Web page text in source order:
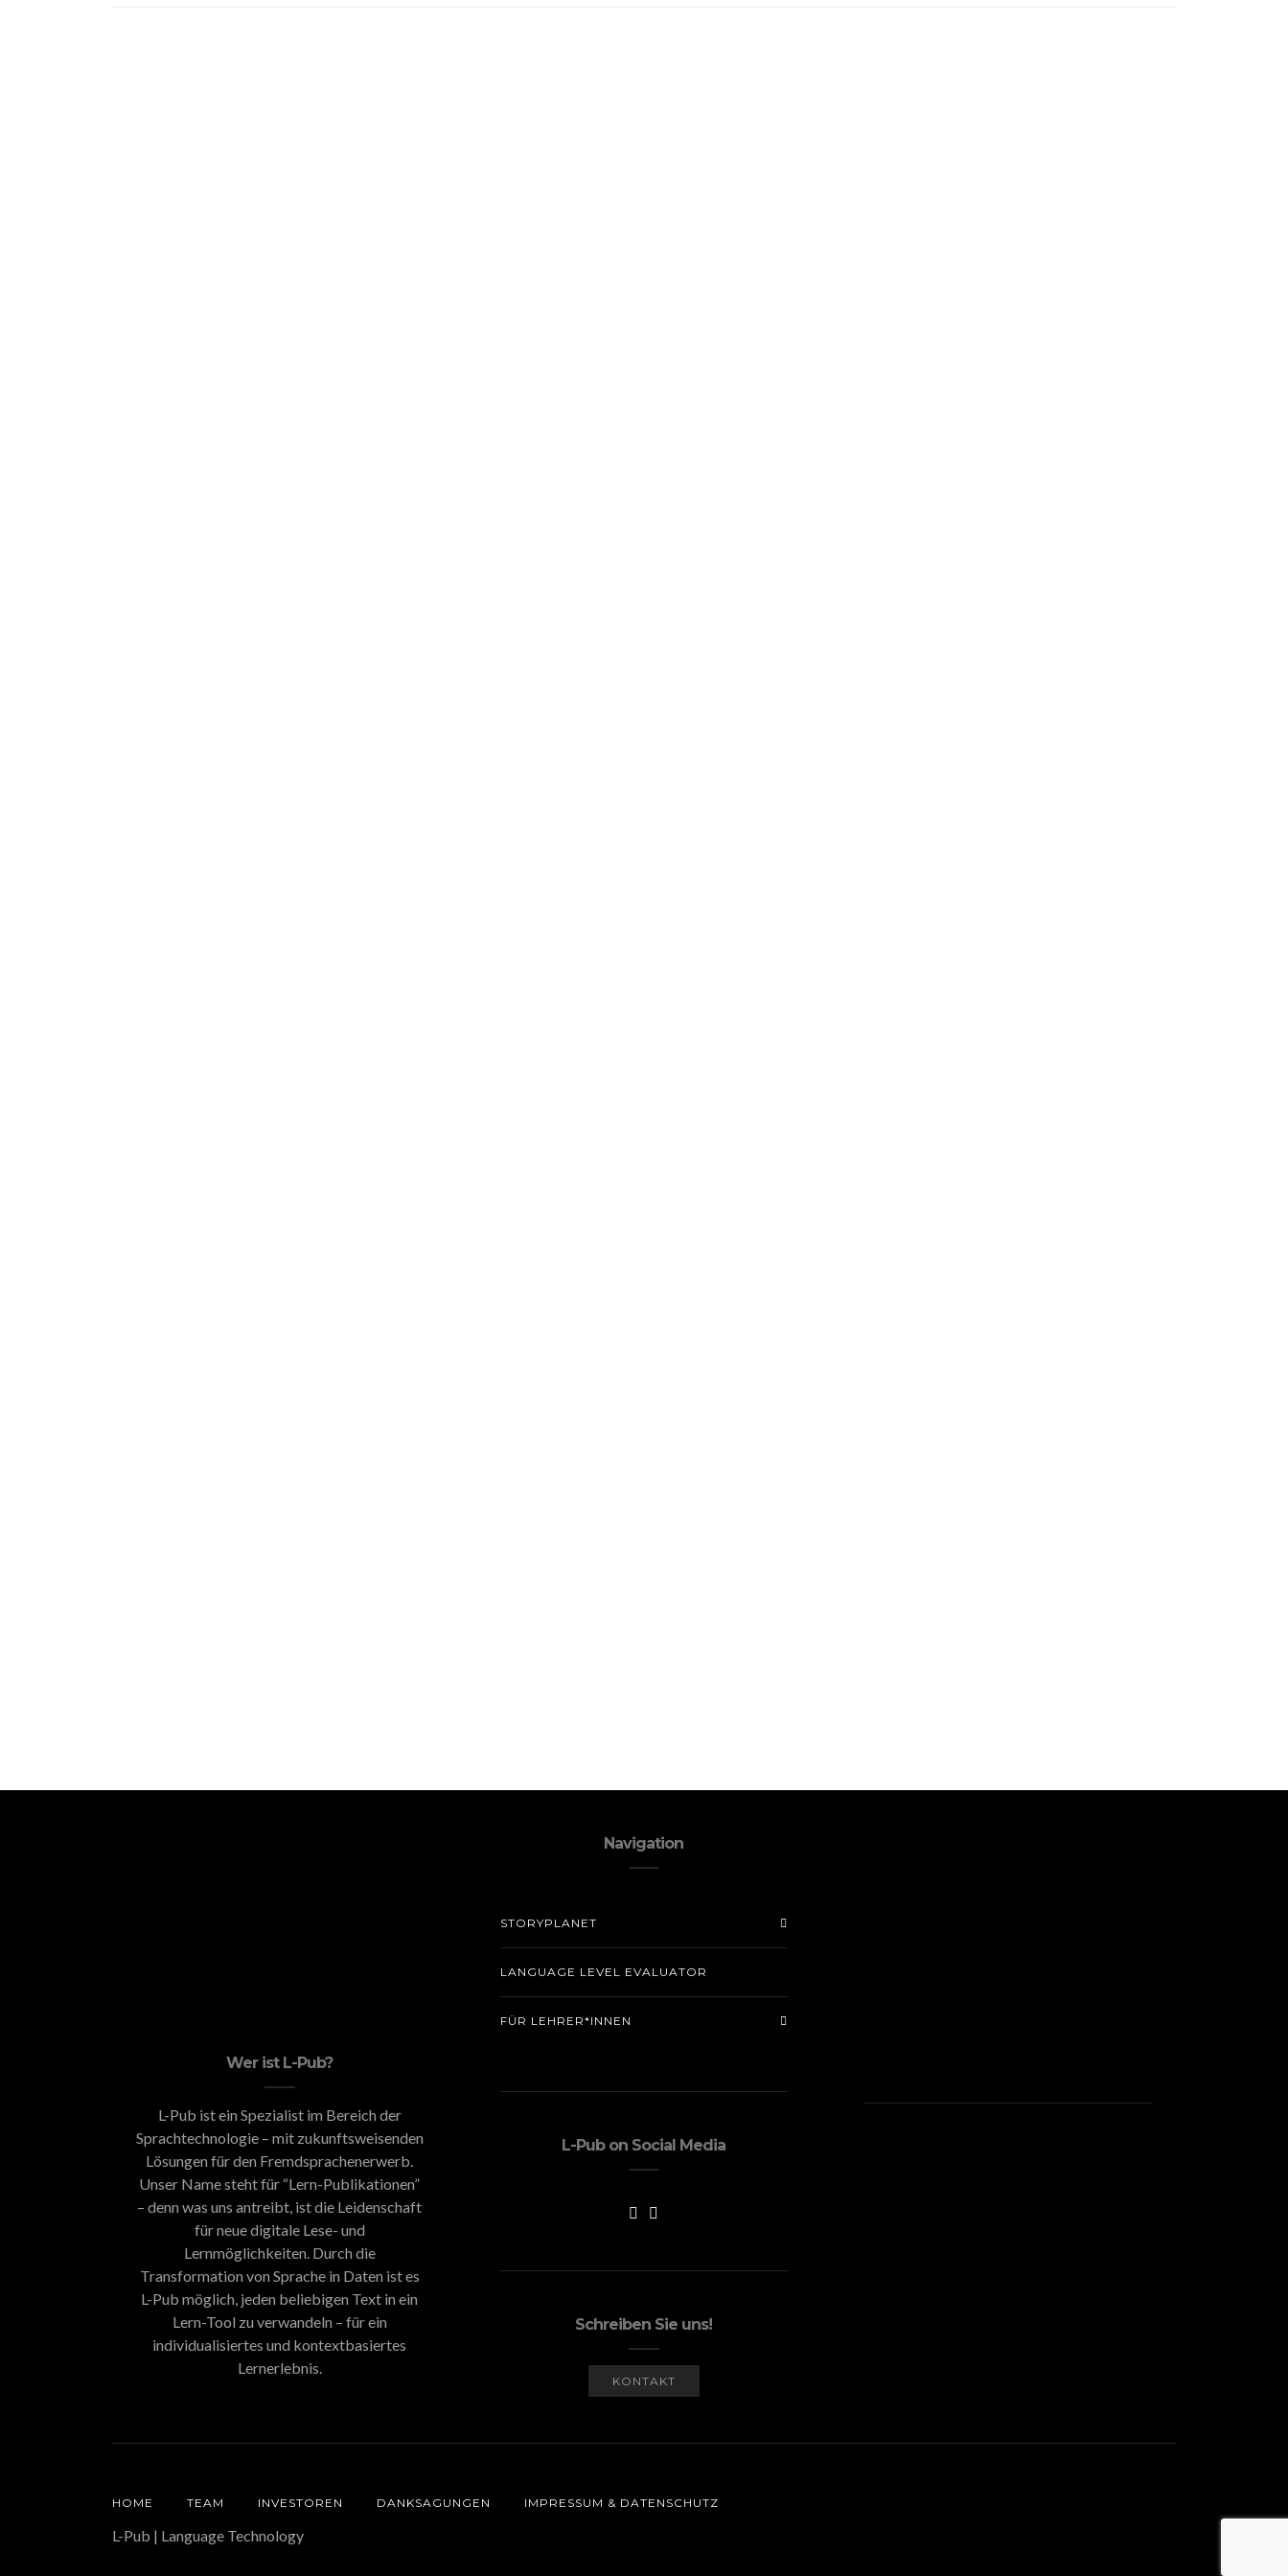
Wer ist L-Pub?
L-Pub ist ein Spezialist im Bereich der
Sprachtechnologie – mit zukunftsweisenden
Lösungen für den Fremdsprachenerwerb.
Unser Name steht für “Lern-Publikationen”
– denn was uns antreibt, ist die Leidenschaft
für neue digitale Lese- und
Lernmöglichkeiten. Durch die
Transformation von Sprache in Daten ist es
L-Pub möglich, jeden beliebigen Text in ein
Lern-Tool zu verwandeln – für ein
individualisiertes und kontextbasiertes
Lernerlebnis.
Navigation
STORYPLANET
LANGUAGE LEVEL EVALUATOR
FÜR LEHRER*INNEN
L-Pub on Social Media
Schreiben Sie uns!
KONTAKT
HOME TEAM INVESTOREN DANKSAGUNGEN IMPRESSUM & DATENSCHUTZ
L-Pub | Language Technology